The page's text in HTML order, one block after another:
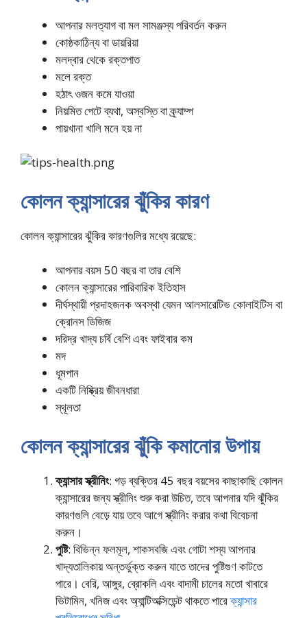
আপনার মলত্যাগ বা মল সামঞ্জস্য পরিবর্তন করুন
কোষ্ঠকাঠিন্য বা ডায়রিয়া
মলদ্বার থেকে রক্তপাত
মলে রক্ত
হঠাৎ ওজন কমে যাওয়া
নিয়মিত পেটে ব্যথা, অস্বস্তি বা ক্র্যাম্প
পায়খানা খালি মনে হয় না
কোলন ক্যান্সারের ঝুঁকির কারণ
কোলন ক্যান্সারের ঝুঁকির কারণগুলির মধ্যে রয়েছে:
আপনার বয়স 50 বছর বা তার বেশি
কোলন ক্যান্সারের পারিবারিক ইতিহাস
দীর্ঘস্থায়ী প্রদাহজনক অবস্থা যেমন আলসারেটিভ কোলাইটিস বা
ক্রোনস ডিজিজ
দরিদ্র খাদ্য চর্বি বেশি এবং ফাইবার কম
মদ
ধূমপান
একটি নিষ্ক্রিয় জীবনধারা
স্থূলতা
কোলন ক্যান্সারের ঝুঁকি কমানোর উপায়
ক্যান্সার স্ক্রীনিং: গড় ব্যক্তির 45 বছর বয়সের কাছাকাছি কোলন
ক্যান্সারের জন্য স্ক্রীনিং শুরু করা উচিত, তবে আপনার যদি ঝুঁকির
কারণগুলি বেড়ে যায় তবে আগে স্ক্রীনিং করার কথা বিবেচনা
করুন।
পুষ্টি: বিভিন্ন ফলমূল, শাকসবজি এবং গোটা শস্য আপনার
খাদ্যতালিকায় অন্তর্ভুক্ত করুন যাতে তাদের পুষ্টিগুণ কাটতে
পারে। বেরি, আঙ্গুর, ব্রোকলি এবং বাদামী চালের মতো খাবারে
ভিটামিন, খনিজ এবং অ্যান্টিঅক্সিডেন্ট থাকতে পারেক্যান্সার